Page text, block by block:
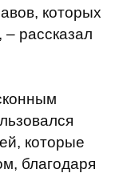
которых
рассказал
которые
благодаря